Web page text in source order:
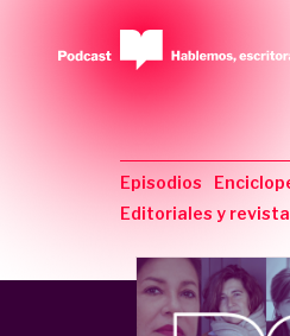
Episodios
Editoriales y